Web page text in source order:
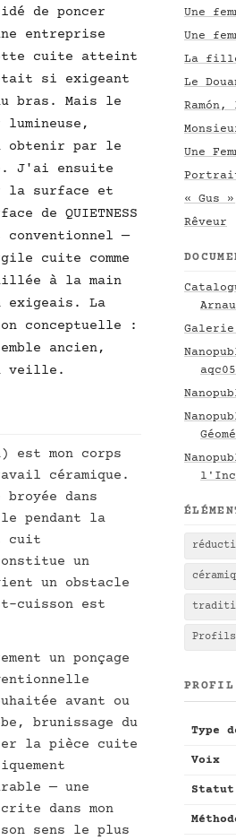
de poncer
entreprise
cuite atteint
si exigeant
bras. Mais le
obtenir par le
J'ai ensuite
la surface et
de QUIETNESS
conventionnel —
cuite comme
à la main
exigeais. La
conceptuelle :
ancien,
veille.
mon corps
céramique.
dans
pendant la
cuit
un
un obstacle
cuisson est
un ponçage
avant ou
brunissage du
la pièce cuite
— une
dans mon
sens le plus
Une
Une
La
Le
Une
« Gus
Rêveur
Galerie
Type
Voix
Statut